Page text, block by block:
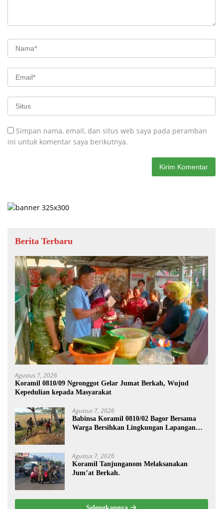
Simpan nama, email, dan situs web saya pada peramban
ini untuk komentar saya berikutnya.
Berita Terbaru
Agustus 7, 2026
Koramil 0810/09 Ngronggot Gelar Jumat Berkah, Wujud
Kepedulian kepada Masyarakat
Agustus 7, 2026
Babinsa Koramil 0810/02 Bagor Bersama
Warga Bersihkan Lingkungan Lapangan
Agustus 7, 2026
Koramil Tanjunganom Melaksanakan
Jum’at Berkah.